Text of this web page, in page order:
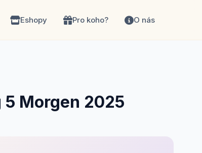
Eshopy Pro koho? O nás
Morgen 2025